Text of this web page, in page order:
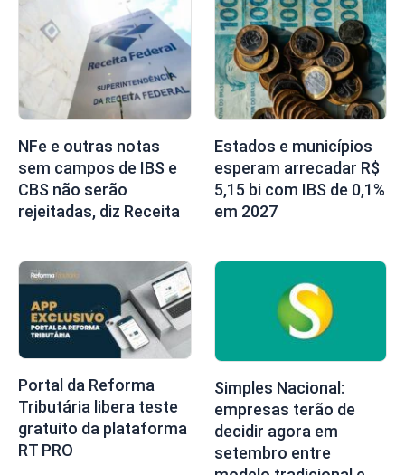
NFe e outras notas
sem campos de IBS e
CBS não serão
rejeitadas, diz Receita
Estados e municípios
esperam arrecadar R$
5,15 bi com IBS de 0,1%
em 2027
Portal da Reforma
Tributária libera teste
gratuito da plataforma
RT PRO
Simples Nacional:
empresas terão de
decidir agora em
setembro entre